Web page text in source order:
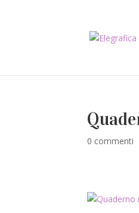
0 commenti